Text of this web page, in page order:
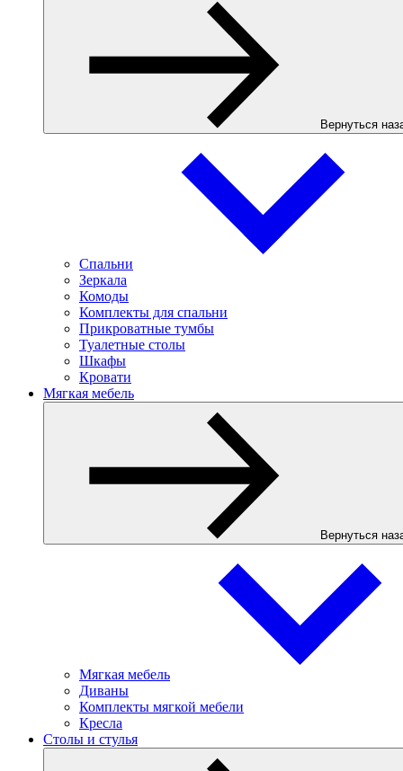
Вернуться
Спальни
Зеркала
Комоды
Комплекты для спальни
Прикроватные тумбы
Туалетные столы
Шкафы
Кровати
Мягкая мебель
Вернуться
Мягкая мебель
Диваны
Комплекты мягкой мебели
Кресла
Столы и стулья